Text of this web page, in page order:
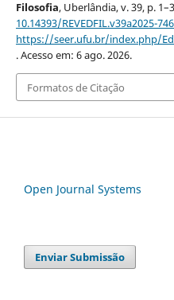
Filosofia, Uberlândia, v. 39, p.
10.14393/REVEDFIL.v39a2025-
https://seer.ufu.br/index.php/
. Acesso em: 6 ago. 2026.
Formatos de Citação
Open Journal Systems
Enviar Submissão